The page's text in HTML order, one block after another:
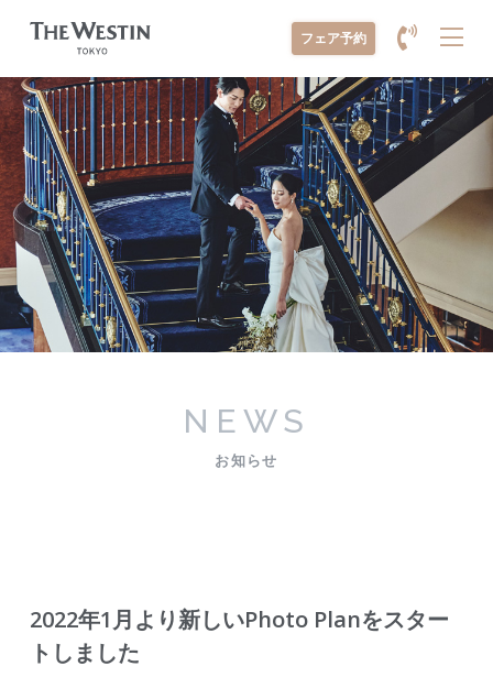
フェア予約
メ
ニ
ュ
ー
開
く
NEWS
お知らせ
2022年1月より新しいPhoto Planをスター
トしました